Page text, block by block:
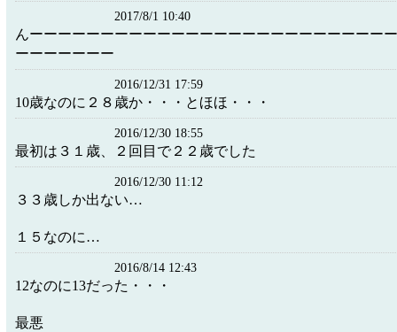
2017/8/1 10:40
んーーーーーーーーーーーーーーーーーーーーーーーーー
ーーーーーーー
2016/12/31 17:59
10歳なのに２８歳か・・・とほほ・・・
2016/12/30 18:55
最初は３１歳、２回目で２２歳でした
2016/12/30 11:12
３３歳しか出ない…
１５なのに…
2016/8/14 12:43
12なのに13だった・・・
最悪